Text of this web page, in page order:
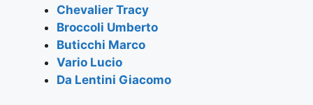
Chevalier Tracy
Broccoli Umberto
Buticchi Marco
Vario Lucio
Da Lentini Giacomo